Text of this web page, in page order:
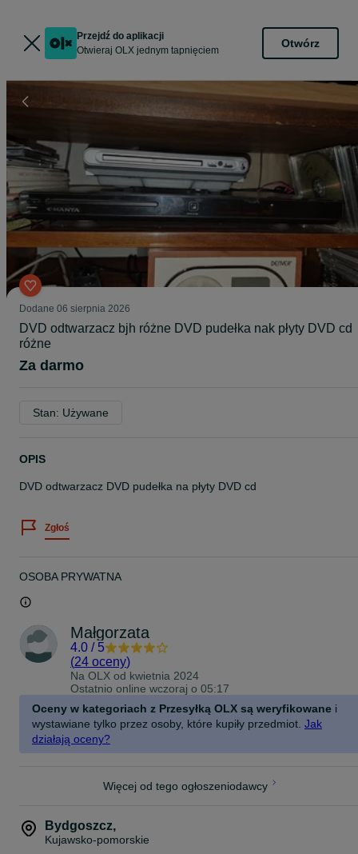
Przejdź do aplikacji
Otwieraj OLX jednym tapnięciem
Otwórz
Dodane 06 sierpnia 2026
DVD odtwarzacz bjh różne DVD pudełka nak płyty DVD cd
różne
Za darmo
Stan: Używane
OPIS
DVD odtwarzacz DVD pudełka na płyty DVD cd
Zgłoś
OSOBA PRYWATNA
Małgorzata
4.0 / 5
(24 oceny)
Na OLX od kwietnia 2024
Ostatnio online wczoraj o 05:17
Oceny w kategoriach z Przesyłką OLX są weryfikowane i
wystawiane tylko przez osoby, które kupiły przedmiot. Jak
działają oceny?
Więcej od tego ogłoszeniodawcy
Bydgoszcz,
Kujawsko-pomorskie